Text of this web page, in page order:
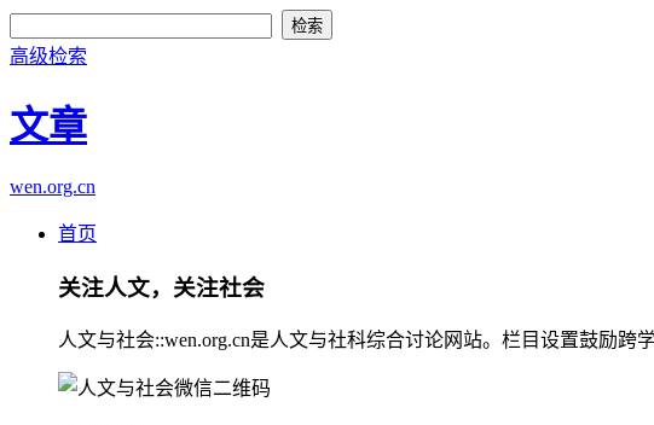
高级检索
文章
wen.org.cn
首页
关注人文，关注社会
人文与社会::wen.org.cn是人文与社科综合讨论网站。栏目设置鼓励